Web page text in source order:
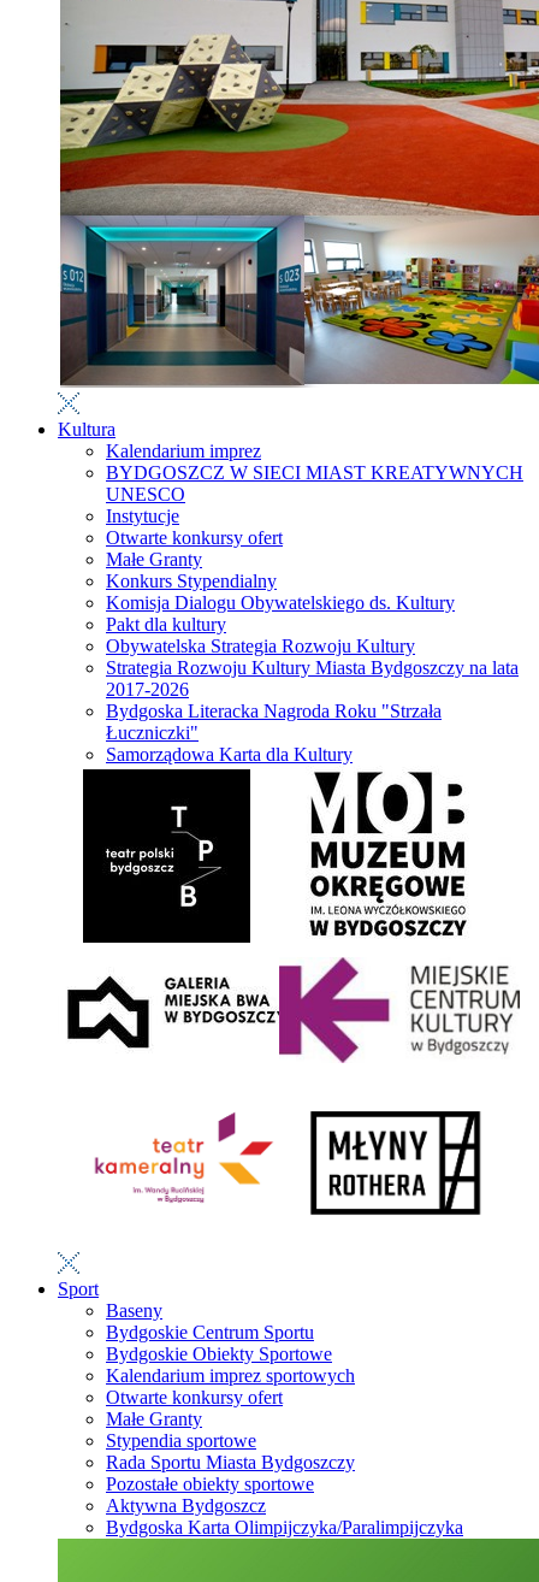
Kultura
Kalendarium imprez
BYDGOSZCZ W SIECI MIAST KREATYWNYCH
UNESCO
Instytucje
Otwarte konkursy ofert
Małe Granty
Konkurs Stypendialny
Komisja Dialogu Obywatelskiego ds. Kultury
Pakt dla kultury
Obywatelska Strategia Rozwoju Kultury
Strategia Rozwoju Kultury Miasta Bydgoszczy na lata
2017-2026
Bydgoska Literacka Nagroda Roku "Strzała
Łuczniczki"
Samorządowa Karta dla Kultury
Sport
Baseny
Bydgoskie Centrum Sportu
Bydgoskie Obiekty Sportowe
Kalendarium imprez sportowych
Otwarte konkursy ofert
Małe Granty
Stypendia sportowe
Rada Sportu Miasta Bydgoszczy
Pozostałe obiekty sportowe
Aktywna Bydgoszcz
Bydgoska Karta Olimpijczyka/Paralimpijczyka